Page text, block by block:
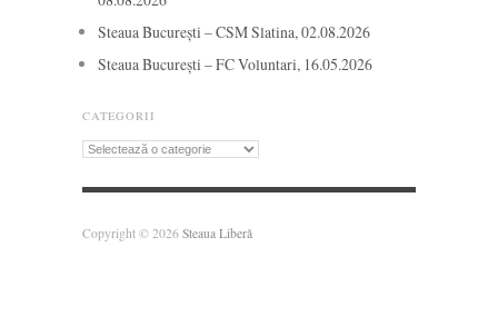
Steaua București – CSM Slatina, 02.08.2026
Steaua București – FC Voluntari, 16.05.2026
CATEGORII
Categorii
Copyright © 2026 Steaua Liberă